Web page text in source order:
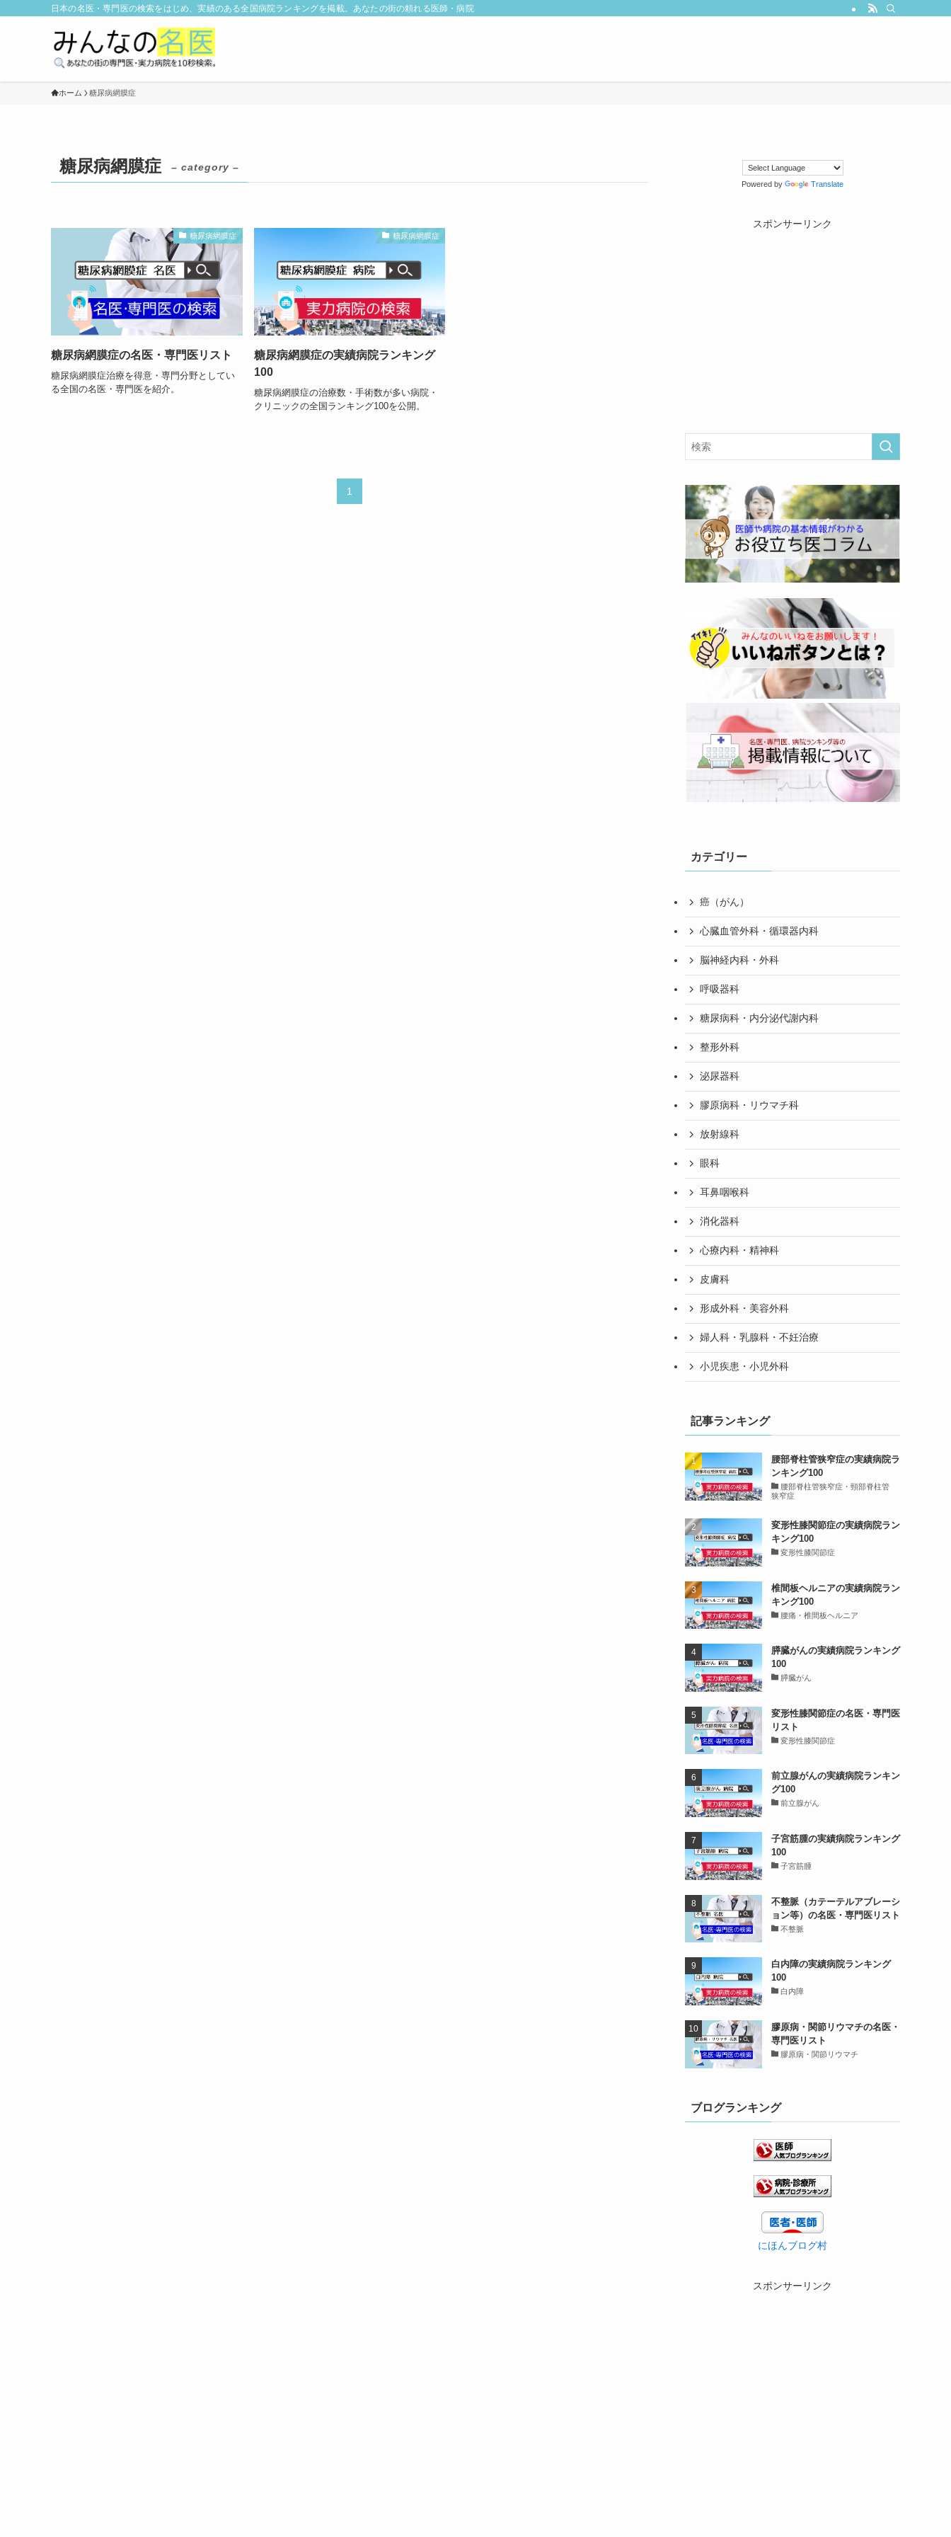
日本の名医・専門医の検索をはじめ、実績のある全国病院ランキングを掲載。あなたの街の頼れる医師・病院を10秒検索。
ホーム 糖尿病網膜症
糖尿病網膜症 – category –
糖尿病網膜症
糖尿病網膜症の名医・専門医リスト
糖尿病網膜症治療を得意・専門分野としてい
る全国の名医・専門医を紹介。
糖尿病網膜症
糖尿病網膜症の実績病院ランキング
100
糖尿病網膜症の治療数・手術数が多い病院・
クリニックの全国ランキング100を公開。
1
Powered by Translate
スポンサーリンク
カテゴリー
癌（がん）
心臓血管外科・循環器内科
脳神経内科・外科
呼吸器科
糖尿病科・内分泌代謝内科
整形外科
泌尿器科
膠原病科・リウマチ科
放射線科
眼科
耳鼻咽喉科
消化器科
心療内科・精神科
皮膚科
形成外科・美容外科
婦人科・乳腺科・不妊治療
小児疾患・小児外科
記事ランキング
腰部脊柱管狭窄症の実績病院ラ
ンキング100
腰部脊柱管狭窄症・頸部脊柱管
狭窄症
変形性膝関節症の実績病院ラン
キング100
変形性膝関節症
椎間板ヘルニアの実績病院ラン
キング100
腰痛・椎間板ヘルニア
膵臓がんの実績病院ランキング
100
膵臓がん
変形性膝関節症の名医・専門医
リスト
変形性膝関節症
前立腺がんの実績病院ランキン
グ100
前立腺がん
子宮筋腫の実績病院ランキング
100
子宮筋腫
不整脈（カテーテルアブレーシ
ョン等）の名医・専門医リスト
不整脈
白内障の実績病院ランキング
100
白内障
膠原病・関節リウマチの名医・
専門医リスト
膠原病・関節リウマチ
ブログランキング
にほんブログ村
スポンサーリンク